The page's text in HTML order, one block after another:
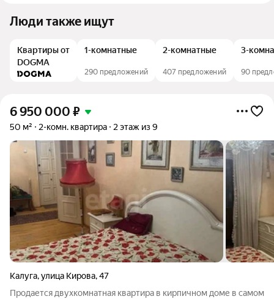
Люди также ищут
Квартиры от
DOGMA
1-комнатные
290 предложений
2-комнатные
407 предложений
3-
90
6 950 000 ₽
50 м² 2-комн. квартира 2 этаж из 9
Калуга,улица Кирова,47
Продается двухкомнатная квартира в кирпичном доме в самом